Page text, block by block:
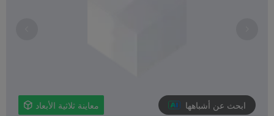
 معاينة ثلاثية الأبعاد ابحث عن أشباهها